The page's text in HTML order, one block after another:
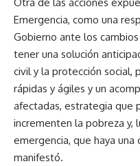
Emergencia, como una
Gobierno ante los
tener una solución
civil y la protección social,
rápidas y ágiles y un
afectadas, estrategia que
incrementen la pobreza y,
emergencia, que haya una
manifestó.